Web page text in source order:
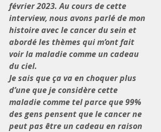
février 2023. Au cours de cette
interview, nous avons parlé de mon
histoire avec le cancer du sein et
abordé les thèmes qui m’ont fait
voir la maladie comme un cadeau
du ciel.
Je sais que ça va en choquer plus
d’une que je considère cette
maladie comme tel parce que 99%
des gens pensent que le cancer ne
peut pas être un cadeau en raison